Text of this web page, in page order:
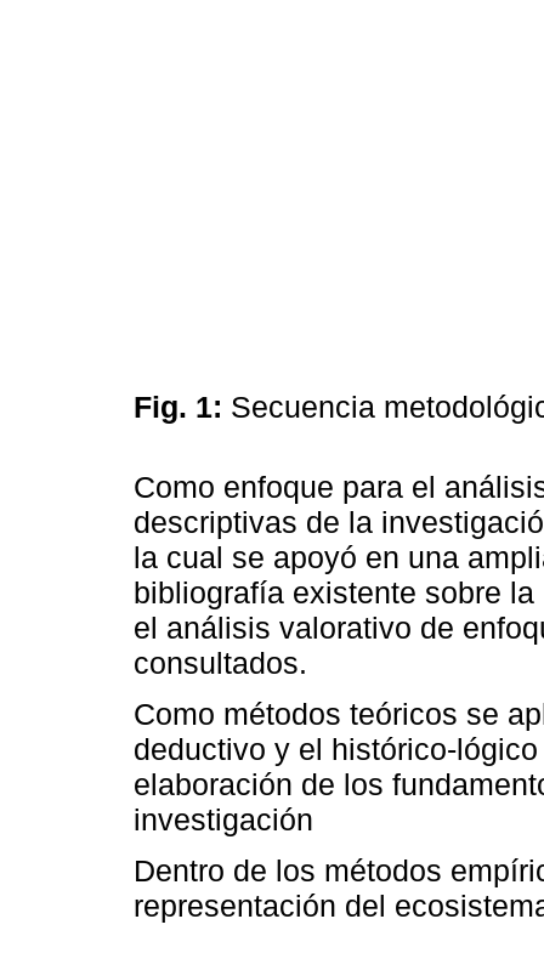
Fig. 1: Secuencia
Como enfoque para el
descriptivas de la
la cual se apoyó en una
bibliografía existente sobre
el análisis valorativo de
consultados.
Como métodos teóricos se
deductivo y el histórico-
elaboración de los
investigación
Dentro de los métodos
representación del